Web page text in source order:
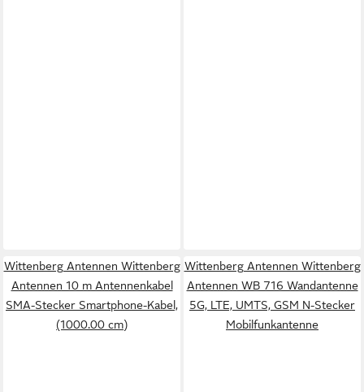
Wittenberg Antennen Wittenberg
Antennen 10 m Antennenkabel
SMA-Stecker Smartphone-Kabel,
(1000.00 cm)
Wittenberg Antennen Wittenberg
Antennen WB 716 Wandantenne
5G, LTE, UMTS, GSM N-Stecker
Mobilfunkantenne